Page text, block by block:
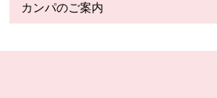
カンパのご案内